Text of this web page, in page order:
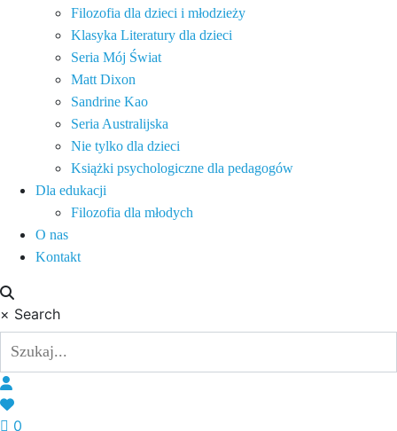
Filozofia dla dzieci i młodzieży
Klasyka Literatury dla dzieci
Seria Mój Świat
Matt Dixon
Sandrine Kao
Seria Australijska
Nie tylko dla dzieci
Książki psychologiczne dla pedagogów
Dla edukacji
Filozofia dla młodych
O nas
Kontakt
× Search
0